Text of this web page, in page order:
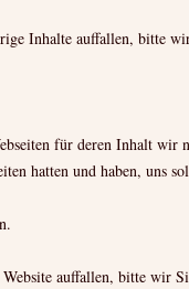
Inhalte auffallen, bitte
für deren Inhalt
hatten und haben, uns
auffallen, bitte wir